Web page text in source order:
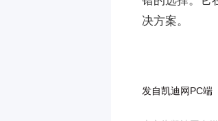
决方案。
发自凯迪网PC端